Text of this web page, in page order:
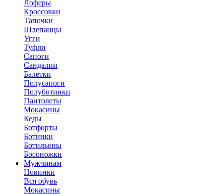
Лоферы
Кроссовки
Тапочки
Шлепанцы
Угги
Туфли
Сапоги
Сандалии
Балетки
Полусапоги
Полуботинки
Пантолеты
Мокасины
Кеды
Ботфорты
Ботинки
Ботильоны
Босоножки
Мужчинам
Новинки
Вся обувь
Мокасины